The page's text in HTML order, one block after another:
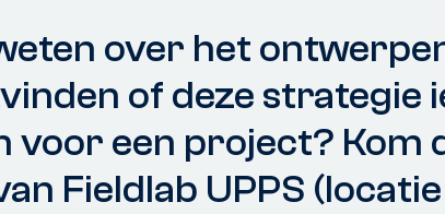
over het
of deze
voor een project?
Fieldlab UPPS (locatie